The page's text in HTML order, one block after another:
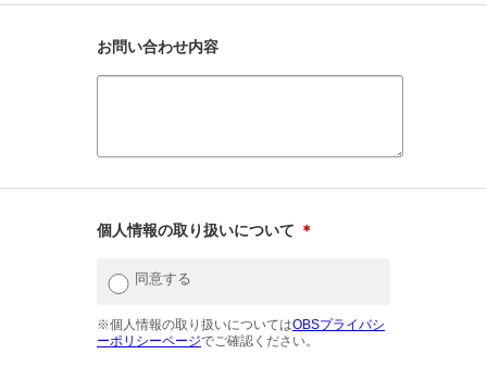
お問い合わせ内容
個人情報の取り扱いについて ＊
同意する
※個人情報の取り扱いについてはOBSプライバシ
ーポリシーページでご確認ください。